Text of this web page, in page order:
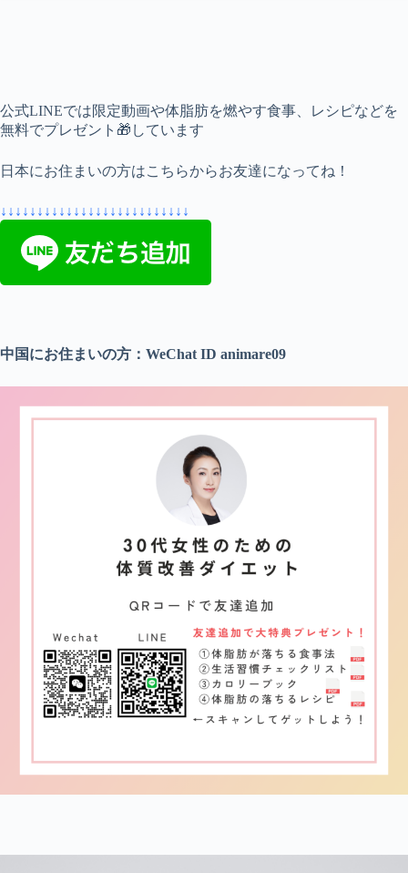
公式LINEでは限定動画や体脂肪を燃やす食事、
レシピなどを
無料でプレゼント🎁しています
日本にお住まいの方はこちらからお友達になってね！
↓↓ ↓↓ ↓↓ ↓↓ ↓↓ ↓↓ ↓↓ ↓↓ ↓↓ ↓↓ ↓↓ ↓↓ ↓↓
中国にお住まいの方：WeChat ID animare09